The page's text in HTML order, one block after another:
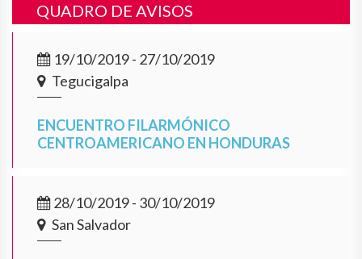
QUADRO DE AVISOS
19/10/2019 - 27/10/2019
Tegucigalpa
ENCUENTRO FILARMÓNICO
CENTROAMERICANO EN HONDURAS
28/10/2019 - 30/10/2019
San Salvador